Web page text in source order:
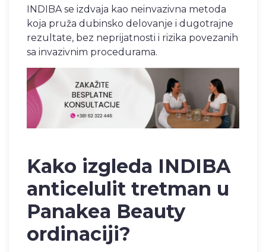
INDIBA se izdvaja kao neinvazivna metoda
koja pruža dubinsko delovanje i dugotrajne
rezultate, bez neprijatnosti i rizika povezanih
sa invazivnim procedurama.
Kako izgleda INDIBA
anticelulit tretman u
Panakea Beauty
ordinaciji?